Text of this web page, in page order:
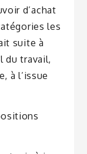
d’achat
les
suite à
du travail,
à l’issue